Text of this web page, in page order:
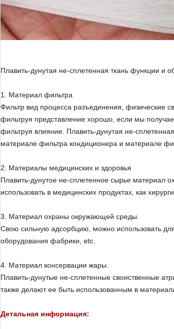
Плавить-дунутая не-сплетенная ткань функции и
1. Материал фильтра
Фильтр вид процесса разъединения, физические
фильтруя представление хорошо, если мы
фильтруя влияние. Плавить-дунутая не-
материале фильтра кондиционера и материале
2. Материалы медицинских и здоровья
Плавить-дунутое не-сплетенное сырье материал
использовать в медицинских продуктах, как
3. Материал охраны окружающей среды.
Свою сильную адсорбцию, можно использовать
оборудования фабрики, etc.
4. Материал консервации жары.
Плавить-дунутые не-сплетенные своиственные
также делают ее быть использованным в
Детальная информация: